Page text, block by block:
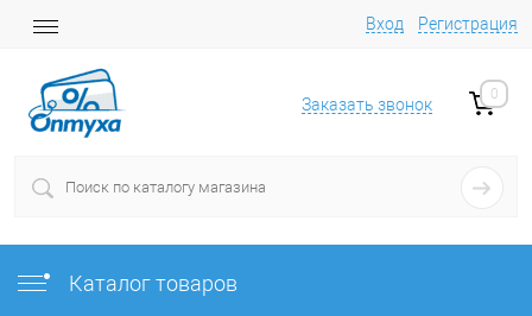
Вход Регистрация
Заказать звонок
0
Каталог товаров